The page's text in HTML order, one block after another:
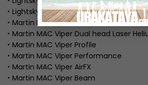
・Lightsky /Fly Dragon F1000 BEAM
・Martin MAC VIPER
・Martin MAC Viper Dual head Laser
・Martin MAC Viper Profile
・Martin MAC Viper Performance
・Martin MAC Viper AirFX
・Martin MAC Viper Beam